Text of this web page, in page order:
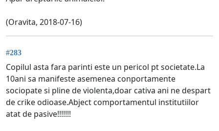
(Oravita, 2018-07-16)
#283
Copilul asta fara parinti este un pericol pt societate.La
10ani sa manifeste asemenea conportamente
sociopate si pline de violenta,doar cativa ani ne despart
de crike odioase.Abject comportamentul institutiilor
atat de pasive!!!!!!!